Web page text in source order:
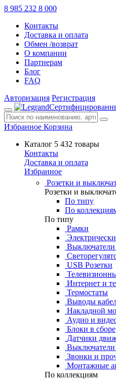
8 985 232 8 000
Контакты
Доставка и оплата
Обмен /возврат
О компании
Партнерам
Блог
FAQ
Авторизация Регистрация
Избранное Корзина
Каталог 5 432 товары
Контакты
Доставка и оплата
Избранное
Розетки и
Розетки и
По типу
По
По типу
Рамки
Выключатели
USB Розетки
Интернет и
Термостаты
Выводы
Накладной
Аудио и
Блоки в сборе
Датчики
Звонки и
Монтажные
По коллекциям